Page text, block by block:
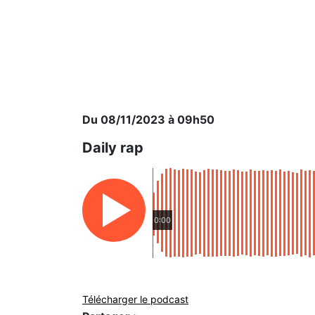
Du 08/11/2023 à 09h50
Daily rap
0:00
Télécharger le podcast